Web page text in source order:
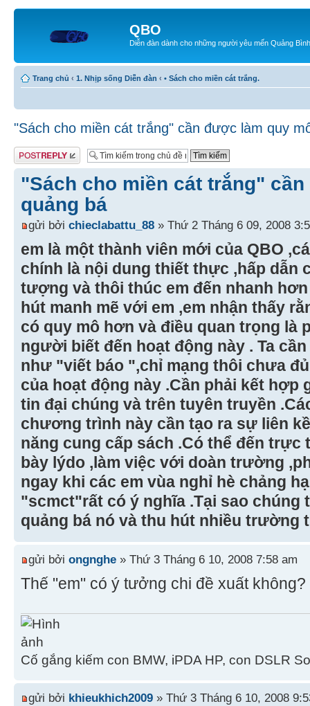
QBO
Diễn đàn dành cho những người yêu mến Quảng Bình
Trang chủ ‹ 1. Nhịp sống Diễn đàn ‹ • Sách cho miền cát trắng.
"Sách cho miền cát trắng" cần được làm quy
Gửi bài trả lời
"Sách cho miền cát trắng"
quảng bá
gửi bởi chieclabattu_88 » Thứ 2 Tháng 6 09, 2008
em là một thành viên mới của QBO
chính là nội dung thiết thực ,hấp dẫn
tượng và thôi thúc em đến nhanh
hút manh mẽ với em ,em nhận thấy
có quy mô hơn và điều quan trọng là
người biết đến hoạt động này . Ta
như "viết báo ",chỉ mạng thôi chưa
của hoạt động này .Cần phải kết hợp
tin đại chúng và trên tuyên truyền
chương trình này cần tạo ra sự liên
năng cung cấp sách .Có thể đến
bày lýdo ,làm việc với doàn trường
ngay khi các em vùa nghỉ hè chảng
"scmct"rất có ý nghĩa .Tại sao chúng
quảng bá nó và thu hút nhiều trường
gửi bởi ongnghe » Thứ 3 Tháng 6 10, 2008 7:58 am
Thế "em" có ý tưởng chi đề xuất không?
Cố gắng kiếm con BMW, iPDA HP, con DSLR
gửi bởi khieukhich2009 » Thứ 3 Tháng 6 10, 2008